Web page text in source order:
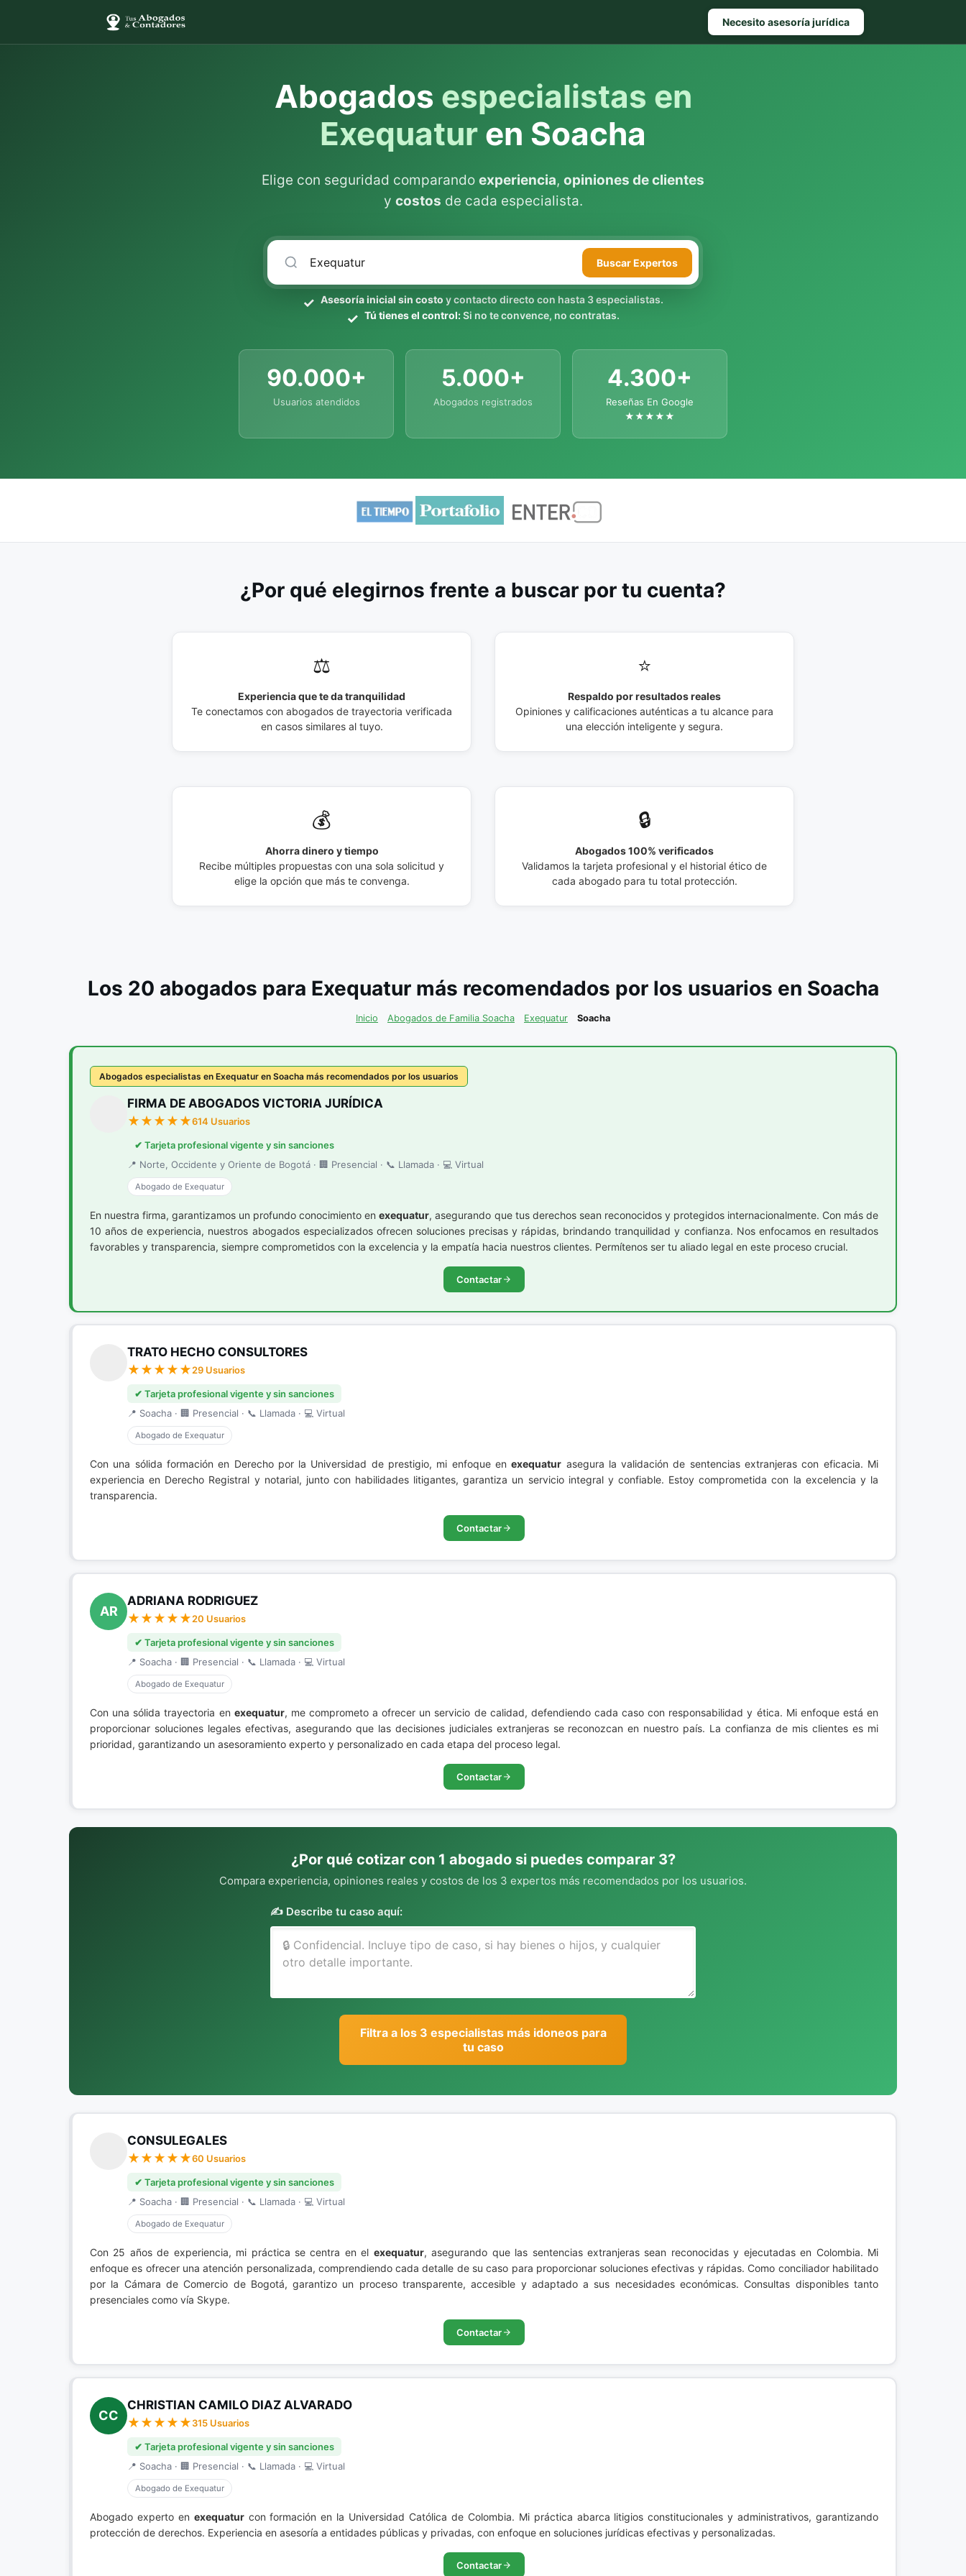
Necesito asesoría jurídica
Abogados especialistas en
Exequatur en Soacha
Elige con seguridad comparando experiencia, opiniones de clientes
y costos de cada especialista.
BuscarExpertos
Asesoría inicial sin costo y contacto directo con hasta 3 especialistas.
Tú tienes el control:Si no te convence, no contratas.
90.000+
Usuarios atendidos
5.000+
Abogados registrados
4.300+
Reseñas En Google
★★★★★
¿Por qué elegirnos frente a buscar por tu cuenta?
⚖️
Experiencia que te da tranquilidad
Te conectamos con abogados de trayectoria verificada
en casos similares al tuyo.
⭐
Respaldo por resultados reales
Opiniones y calificaciones auténticas a tu alcance para
una elección inteligente y segura.
💰
Ahorra dinero y tiempo
Recibe múltiples propuestas con una sola solicitud y
elige la opción que más te convenga.
🔒
Abogados 100% verificados
Validamos la tarjeta profesional y el historial ético de
cada abogado para tu total protección.
Los 20 abogados para Exequatur más recomendados por los usuarios en Soacha
Inicio Abogados de Familia Soacha Exequatur Soacha
Abogados especialistas en Exequatur en Soacha más recomendados por los usuarios
FIRMA DE ABOGADOS VICTORIA JURÍDICA
614 Usuarios
✔ Tarjeta profesional vigente y sin sanciones
📍 Norte, Occidente y Oriente de Bogotá · 🏢 Presencial · 📞 Llamada · 💻 Virtual
Abogado de Exequatur
En nuestra firma, garantizamos un profundo conocimiento enexequatur, asegurando que tus derechos sean reconocidos y protegidos internacionalmente. Con más de
10 años de experiencia, nuestros abogados especializados ofrecen soluciones precisas y rápidas, brindando tranquilidad y confianza. Nos enfocamos en resultados
favorables y transparencia, siempre comprometidos con la excelencia y la empatía hacia nuestros clientes. Permítenos ser tu aliado legal en este proceso crucial.
Contactar
TRATO HECHO CONSULTORES
29 Usuarios
✔ Tarjeta profesional vigente y sin sanciones
📍 Soacha · 🏢 Presencial · 📞 Llamada · 💻 Virtual
Abogado de Exequatur
Con una sólida formación en Derecho por la Universidad de prestigio, mi enfoque enexequatur asegura la validación de sentencias extranjeras con eficacia. Mi
experiencia en Derecho Registral y notarial, junto con habilidades litigantes, garantiza un servicio integral y confiable. Estoy comprometida con la excelencia y la
transparencia.
Contactar
AR
ADRIANA RODRIGUEZ
20 Usuarios
✔ Tarjeta profesional vigente y sin sanciones
📍 Soacha · 🏢 Presencial · 📞 Llamada · 💻 Virtual
Abogado de Exequatur
Con una sólida trayectoria en exequatur, me comprometo a ofrecer un servicio de calidad, defendiendo cada caso con responsabilidad y ética. Mi enfoque está en
proporcionar soluciones legales efectivas, asegurando que las decisiones judiciales extranjeras se reconozcan en nuestro país. La confianza de mis clientes es mi
prioridad, garantizando un asesoramiento experto y personalizado en cada etapa del proceso legal.
Contactar
¿Por qué cotizar con 1 abogado si puedes comparar 3?
Compara experiencia, opiniones reales y costos de los 3 expertos más recomendados por los usuarios.
✍️ Describe tu caso aquí:
Filtra a los 3 especialistas más idoneos para
tu caso
CONSULEGALES
60 Usuarios
✔ Tarjeta profesional vigente y sin sanciones
📍 Soacha · 🏢 Presencial · 📞 Llamada · 💻 Virtual
Abogado de Exequatur
Con 25 años de experiencia, mi práctica se centra en el exequatur, asegurando que las sentencias extranjeras sean reconocidas y ejecutadas en Colombia. Mi
enfoque es ofrecer una atención personalizada, comprendiendo cada detalle de su caso para proporcionar soluciones efectivas y rápidas. Como conciliador habilitado
por la Cámara de Comercio de Bogotá, garantizo un proceso transparente, accesible y adaptado a sus necesidades económicas. Consultas disponibles tanto
presenciales como vía Skype.
Contactar
CC
CHRISTIAN CAMILO DIAZ ALVARADO
315 Usuarios
✔ Tarjeta profesional vigente y sin sanciones
📍 Soacha · 🏢 Presencial · 📞 Llamada · 💻 Virtual
Abogado de Exequatur
Abogado experto en exequaturcon formación en la Universidad Católica de Colombia. Mi práctica abarca litigios constitucionales y administrativos, garantizando
protección de derechos. Experiencia en asesoría a entidades públicas y privadas, con enfoque en soluciones jurídicas efectivas y personalizadas.
Contactar